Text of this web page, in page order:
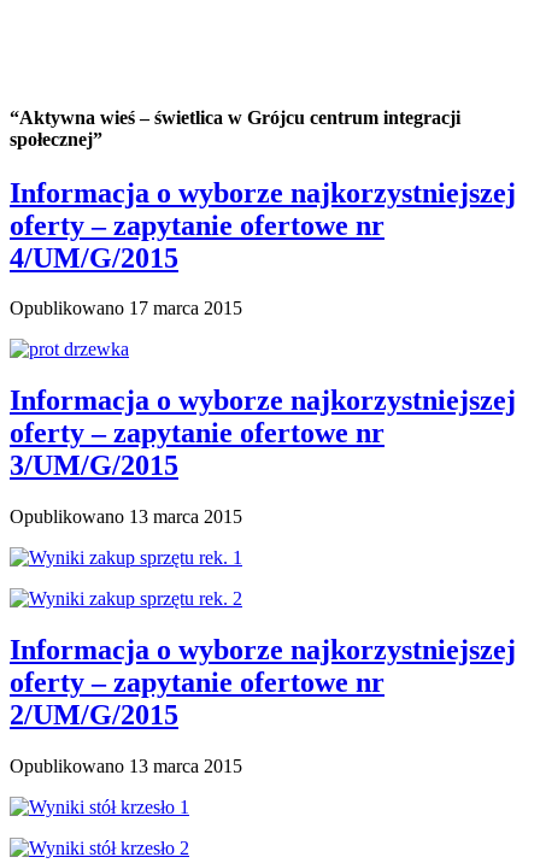
“Aktywna wieś – świetlica w Grójcu centrum integracji
społecznej”
Informacja o wyborze najkorzystniejszej
oferty – zapytanie ofertowe nr
4/UM/G/2015
Opublikowano 17 marca 2015
Informacja o wyborze najkorzystniejszej
oferty – zapytanie ofertowe nr
3/UM/G/2015
Opublikowano 13 marca 2015
Informacja o wyborze najkorzystniejszej
oferty – zapytanie ofertowe nr
2/UM/G/2015
Opublikowano 13 marca 2015